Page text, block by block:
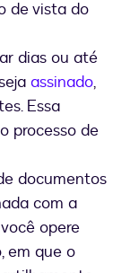
de vista do
dias ou até
assinado,
Essa
processo de
documentos
com a
opere
em que o